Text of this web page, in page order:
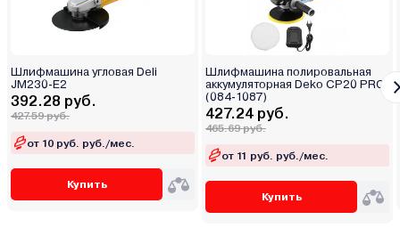
Шлифмашина угловая Deli
JM230-E2
392.28 руб.
427.59 руб.
от 10 руб. руб./мес.
Купить
Шлифмашина полировальная
аккумуляторная Deko CP20 PRO
(084-1087)
427.24 руб.
465.69 руб.
от 11 руб. руб./мес.
Купить